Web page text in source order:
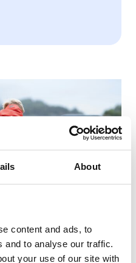
About
content and ads, to
and to analyse our traffic.
your use of our site with
barnekomité